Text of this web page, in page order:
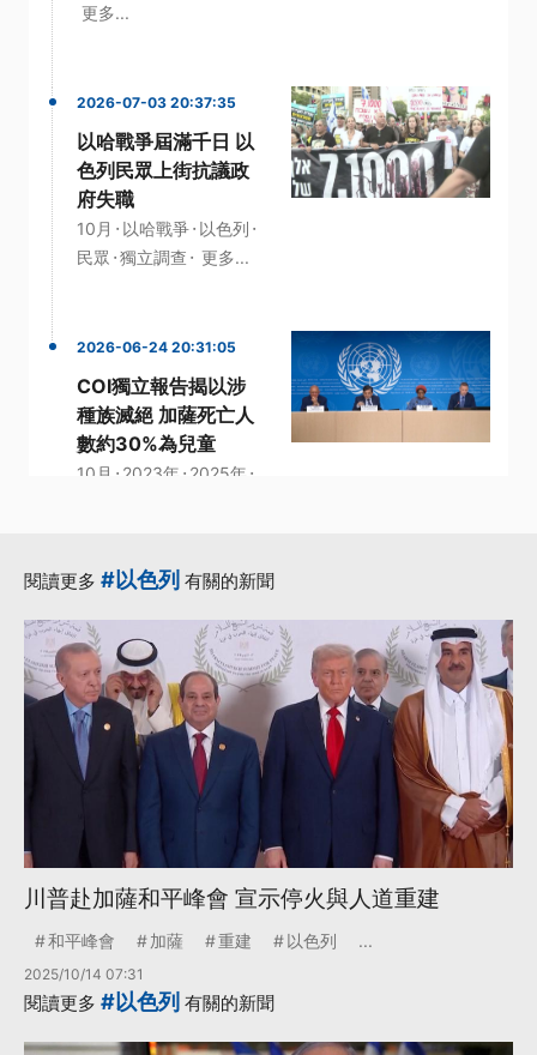
更多...
2026-07-03 20:37:35
以哈戰爭屆滿千日 以
色列民眾上街抗議政
府失職
10月 · 以哈戰爭· 以色列 ·
民眾 ·獨立調查 · 更多...
2026-06-24 20:31:05
COI獨立報告揭以涉
種族滅絕 加薩死亡人
數約30%為兒童
10月 · 2023年 · 2025年 ·
閱讀更多 #以色列 有關的新聞
川普赴加薩和平峰會 宣示停火與人道重建
和平峰會 加薩 重建 以色列 ...
2025/10/14 07:31
閱讀更多 #以色列 有關的新聞